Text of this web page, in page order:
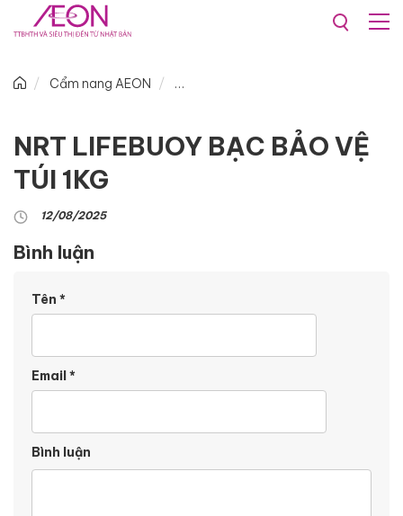
Cẩm nang AEON
NRT LIFEBUOY BẠC BẢO VỆ
TÚI 1KG
12/08/2025
Bình luận
Tên *
Email*
Bình luận